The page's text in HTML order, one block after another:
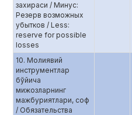
захираси / Минус:
Резерв возможных
убытков / Less:
reserve for possible
losses
10. Молиявий
инструментлар
бўйича
мижозларнинг
мажбуриятлари, соф
/ Обязательства